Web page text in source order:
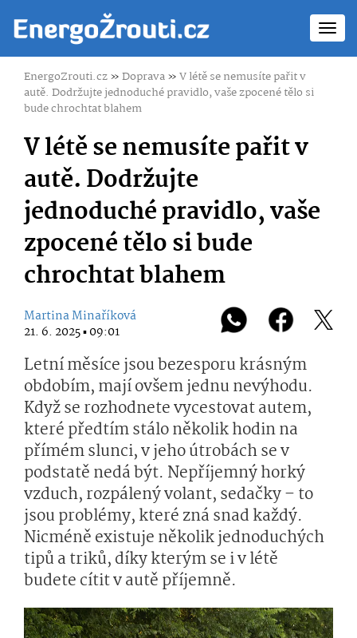
EnergoZrouti.cz»Doprava»V létě se nemusíte pařit v
autě. Dodržujte jednoduché pravidlo, vaše zpocené tělo si
bude chrochtat blahem
V létě se nemusíte pařit v
autě. Dodržujte
jednoduché pravidlo, vaše
zpocené tělo si bude
chrochtat blahem
Martina Minaříková
21. 6. 2025 ▪ 09:01
Letní měsíce jsou bezesporu krásným
obdobím, mají ovšem jednu nevýhodu.
Když se rozhodnete vycestovat autem,
které předtím stálo několik hodin na
přímém slunci, v jeho útrobách se v
podstatě nedá být. Nepříjemný horký
vzduch, rozpálený volant, sedačky – to
jsou problémy, které zná snad každý.
Nicméně existuje několik jednoduchých
tipů a triků, díky kterým se i v létě
budete cítit v autě příjemně.